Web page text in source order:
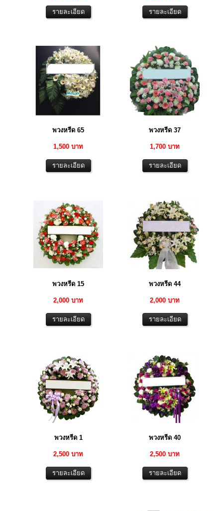
พวงหรีด 65
1,500 บาท
พวงหรีด 37
1,700 บาท
พวงหรีด 15
2,000 บาท
พวงหรีด 44
2,000 บาท
พวงหรีด 1
2,500 บาท
พวงหรีด 40
2,500 บาท